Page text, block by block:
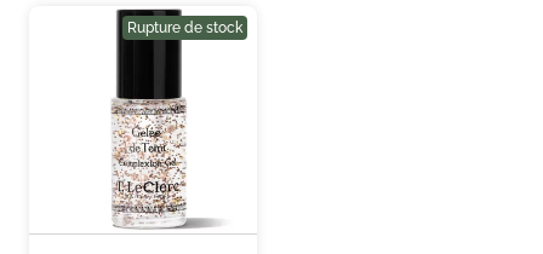
Rupture de stock